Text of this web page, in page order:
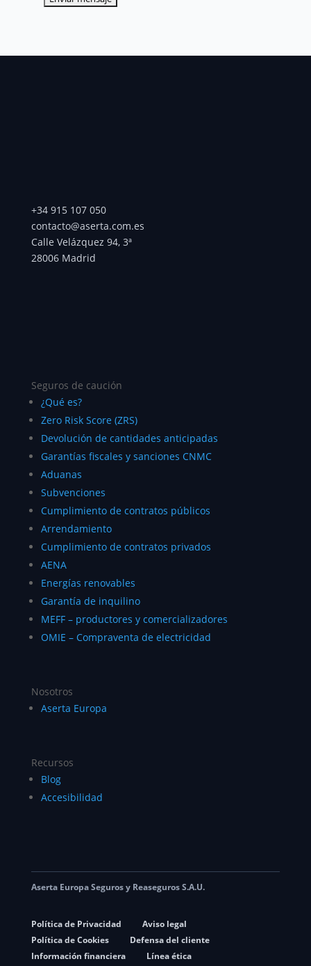
+34 915 107 050
contacto@aserta.com.es
Calle Velázquez 94, 3ª
28006 Madrid
Seguros de caución
¿Qué es?
Zero Risk Score (ZRS)
Devolución de cantidades anticipadas
Garantías fiscales y sanciones CNMC
Aduanas
Subvenciones
Cumplimiento de contratos públicos
Arrendamiento
Cumplimiento de contratos privados
AENA
Energías renovables
Garantía de inquilino
MEFF – productores y comercializadores
OMIE – Compraventa de electricidad
Nosotros
Aserta Europa
Recursos
Blog
Accesibilidad
Aserta Europa Seguros y Reaseguros S.A.U.
Política de Privacidad
Aviso legal
Política de Cookies
Defensa del cliente
Información financiera
Línea ética